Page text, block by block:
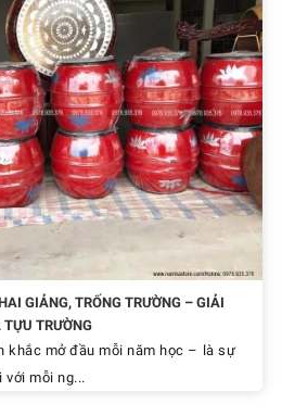
GIẢNG, TRỐNG TRƯỜNG – GIẢI
TRƯỜNG
khắc mở đầu mỗi năm học – là sự
với mỗi ng...